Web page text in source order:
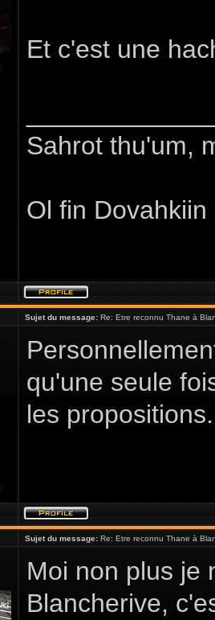
Et c'est une
Sahrot thu'um,
Ol fin
Sujet du message: Re: Etre reconnu Thane à
qu'une seule
les propositions.
Sujet du message: Re: Etre reconnu Thane à
Moi non plus je
Blancherive,